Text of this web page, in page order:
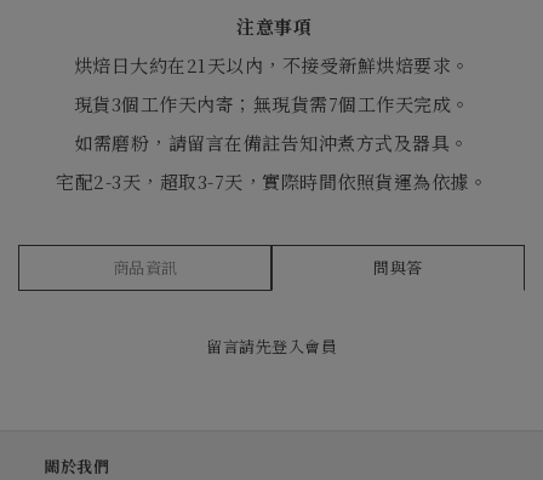
注意事項
烘焙日大約在21天以內，不接受新鮮烘焙要求。
現貨3個工作天內寄；無現貨需7個工作天完成。
如需磨粉，請留言在備註告知沖煮方式及器具。
宅配2-3天，超取3-7天，實際時間依照貨運為依據。
商品資訊 問與答
留言請先登入會員
關於我們